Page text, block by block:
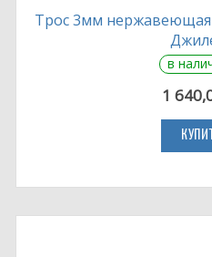
Трос 3мм нержавеющая
в
1